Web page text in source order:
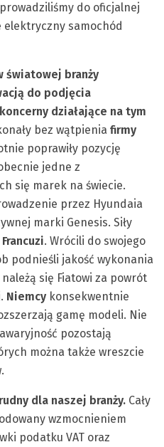
do oficjalnej
elektryczny samochód
światowej branży
do podjęcia
działające na tym
bez wątpienia firmy
poprawiły pozycję
jedne z
się marek na świecie.
przez Hyundaia
marki Genesis. Siły
. Wrócili do swojego
podnieśli jakość wykonania
się Fiatowi za powrót
Niemcy konsekwentnie
gamę modeli. Nie
pozostają
można także wreszcie
dla naszej branży. Cały
wzmocnieniem
podatku VAT oraz